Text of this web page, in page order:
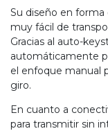
Su diseño en forma
muy fácil de
Gracias al auto-
automáticamente
el enfoque manual
giro.
En cuanto a
para transmitir sin